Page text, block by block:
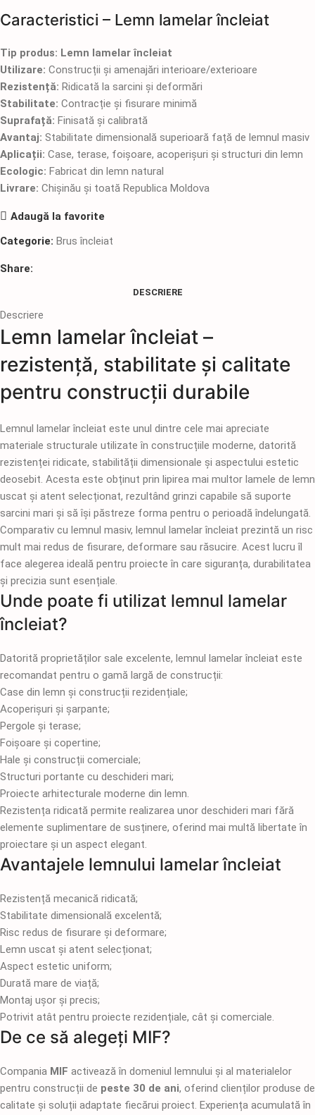
Caracteristici – Lemn lamelar încleiat
Tip produs: Lemn lamelar încleiat
Utilizare: Construcții și amenajări interioare/exterioare
Rezistență: Ridicată la sarcini și deformări
Stabilitate: Contracție și fisurare minimă
Suprafață: Finisată și calibrată
Avantaj: Stabilitate dimensională superioară față de lemnul masiv
Aplicații: Case, terase, foișoare, acoperișuri și structuri din lemn
Ecologic: Fabricat din lemn natural
Livrare: Chișinău și toată Republica Moldova
Adaugă la favorite
Categorie: Brus încleiat
Share:
DESCRIERE
Descriere
Lemn lamelar încleiat –
rezistență, stabilitate și calitate
pentru construcții durabile
Lemnul lamelar încleiat este unul dintre cele mai apreciate
materiale structurale utilizate în construcțiile moderne, datorită
rezistenței ridicate, stabilității dimensionale și aspectului estetic
deosebit. Acesta este obținut prin lipirea mai multor lamele de lemn
uscat și atent selecționat, rezultând grinzi capabile să suporte
sarcini mari și să își păstreze forma pentru o perioadă îndelungată.
Comparativ cu lemnul masiv, lemnul lamelar încleiat prezintă un risc
mult mai redus de fisurare, deformare sau răsucire. Acest lucru îl
face alegerea ideală pentru proiecte în care siguranța, durabilitatea
și precizia sunt esențiale.
Unde poate fi utilizat lemnul lamelar
încleiat?
Datorită proprietăților sale excelente, lemnul lamelar încleiat este
recomandat pentru o gamă largă de construcții:
Case din lemn și construcții rezidențiale;
Acoperișuri și șarpante;
Pergole și terase;
Foișoare și copertine;
Hale și construcții comerciale;
Structuri portante cu deschideri mari;
Proiecte arhitecturale moderne din lemn.
Rezistența ridicată permite realizarea unor deschideri mari fără
elemente suplimentare de susținere, oferind mai multă libertate în
proiectare și un aspect elegant.
Avantajele lemnului lamelar încleiat
Rezistență mecanică ridicată;
Stabilitate dimensională excelentă;
Risc redus de fisurare și deformare;
Lemn uscat și atent selecționat;
Aspect estetic uniform;
Durată mare de viață;
Montaj ușor și precis;
Potrivit atât pentru proiecte rezidențiale, cât și comerciale.
De ce să alegeți MIF?
Compania MIF activează în domeniul lemnului și al materialelor
pentru construcții de peste 30 de ani, oferind clienților produse de
calitate și soluții adaptate fiecărui proiect. Experiența acumulată în